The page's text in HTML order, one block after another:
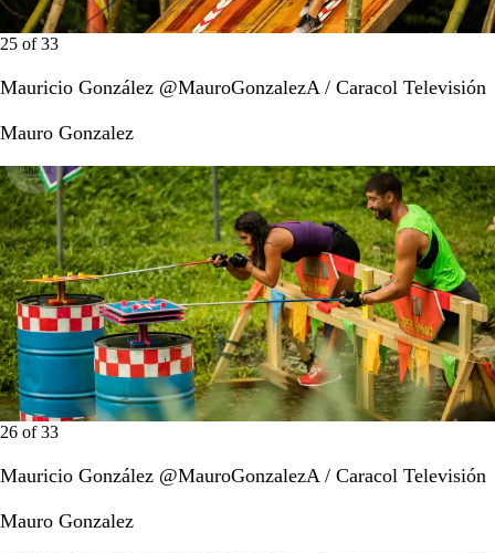
25 of33
Mauricio González @MauroGonzalezA / Caracol Televisión
Mauro Gonzalez
26 of33
Mauricio González @MauroGonzalezA / Caracol Televisión
Mauro Gonzalez